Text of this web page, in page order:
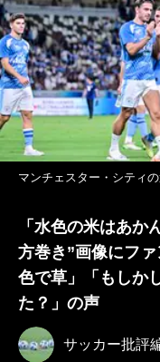
マンチェスター・シティ
「水色の米はあか
方巻き”画像にフ
色で草」「もしか
た？」の声
サッカー批評